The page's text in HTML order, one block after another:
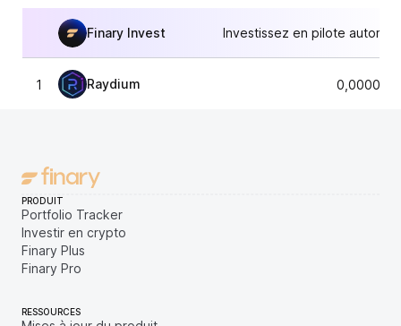
Finary Invest Investissez en pilote
1 Raydium
PRODUIT
Portfolio Tracker
Investir en crypto
Finary Plus
Finary Pro
RESSOURCES